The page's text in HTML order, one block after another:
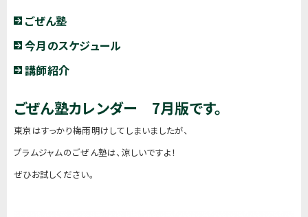
ごぜん塾
今月のスケジュール
講師紹介
ごぜん塾カレンダー 7月版です。
東京はすっかり梅雨明けしてしまいましたが、
プラムジャムのごぜん塾は、涼しいですよ！
ぜひお試しください。